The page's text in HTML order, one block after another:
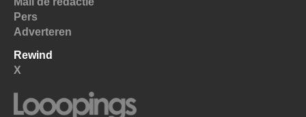
Pers
Adverteren
Rewind
X